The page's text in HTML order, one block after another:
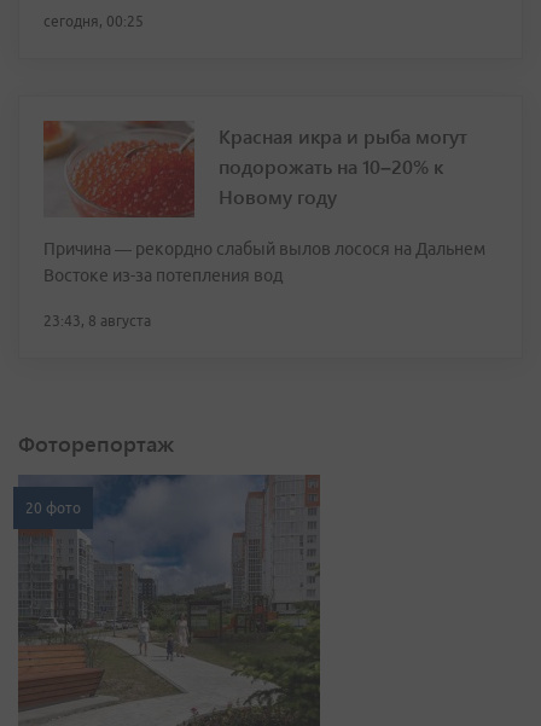
сегодня, 00:25
Красная икра и рыба могут
подорожать на 10–20% к
Новому году
Причина — рекордно слабый вылов лосося на Дальнем
Востоке из-за потепления вод
23:43, 8 августа
Фоторепортаж
20 фото